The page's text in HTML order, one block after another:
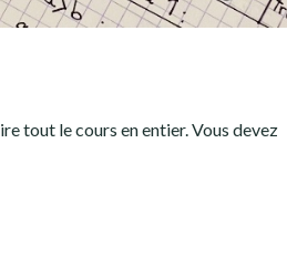
tout le cours en entier. Vous devez